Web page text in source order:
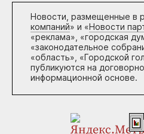
Новости, размещенные в
компаний» и «Новости
«реклама», «городская
«законодательное
«область», «Городской
публикуются на
информационной основе.